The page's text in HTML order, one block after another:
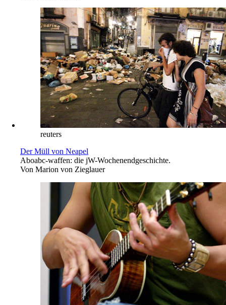
reuters
Der Müll von Neapel
Aboabc-waffen: die jW-Wochenendgeschichte.
Von Marion von Zieglauer